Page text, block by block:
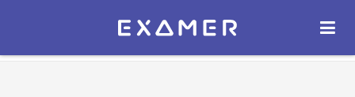
Экзамер — ЕГЭ 2027
ОТКРЫТЬ